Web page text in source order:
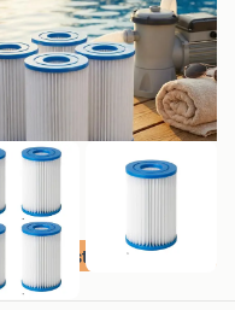
De beste prijs